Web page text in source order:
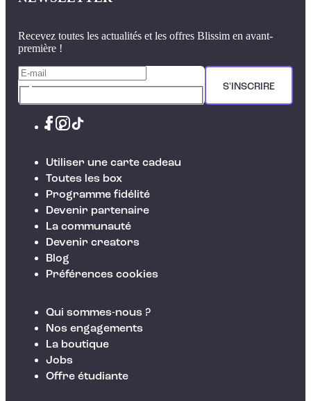
Recevez toutes les actualités et les offres Blissim en avant-
première !
S'INSCRIRE
Utiliser une carte cadeau
Toutes les box
Programme fidélité
Devenir partenaire
La communauté
Devenir creators
Blog
Préférences cookies
Qui sommes-nous ?
Nos engagements
La boutique
Jobs
Offre étudiante